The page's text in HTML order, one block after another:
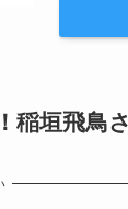
稲垣飛鳥